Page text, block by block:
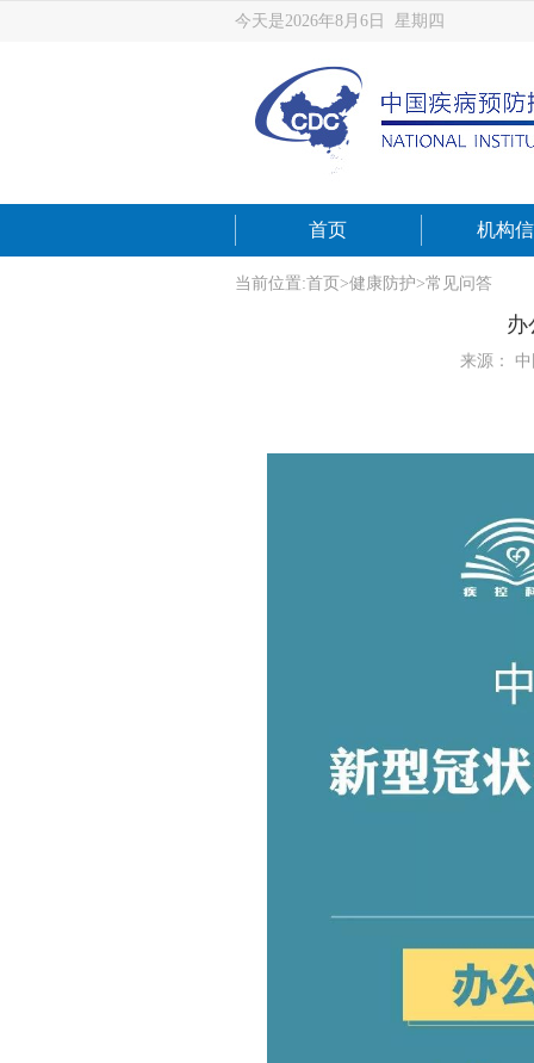
今天是2026年8月6日 星期四
首页 机构
当前位置:首页 >健康防护>常见问答
办
来源：